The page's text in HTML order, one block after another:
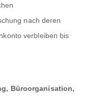
nach deren
verbleiben bis
Büroorganisation,